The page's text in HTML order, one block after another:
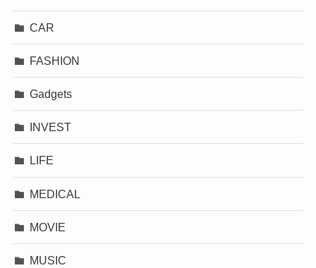
CAR
FASHION
Gadgets
INVEST
LIFE
MEDICAL
MOVIE
MUSIC